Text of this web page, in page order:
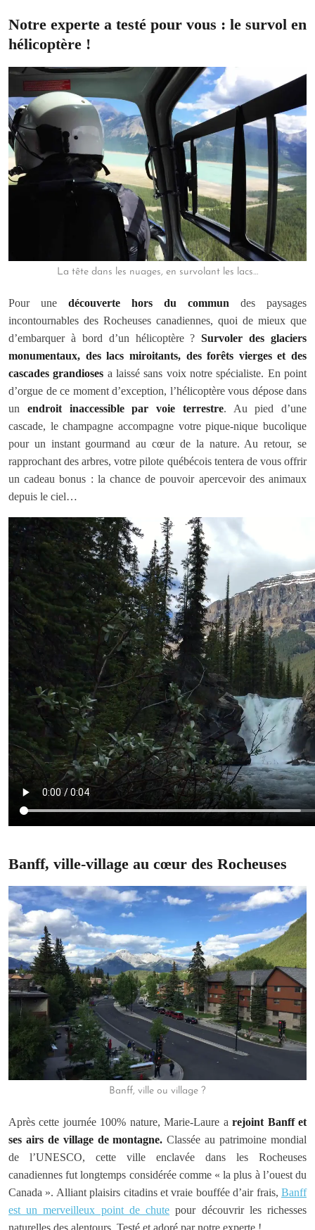
Notre experte a testé pour vous : le survol en
hélicoptère !
La tête dans les nuages, en survolant les lacs…
Pour une découverte hors du commun des paysages
incontournables des Rocheuses canadiennes, quoi de mieux que
d’embarquer à bord d’un hélicoptère ?Survoler des glaciers
monumentaux, des lacs miroitants, des forêts vierges et des
cascades grandioses a laissé sans voix notre spécialiste. En point
d’orgue de ce moment d’exception, l’hélicoptère vous dépose dans
un endroit inaccessible par voie terrestre. Au pied d’une
cascade, le champagne accompagne votre pique-nique bucolique
pour un instant gourmand au cœur de la nature. Au retour, se
rapprochant des arbres, votre pilote québécois tentera de vous offrir
un cadeau bonus : la chance de pouvoir apercevoir des animaux
depuis le ciel…
Banff, ville-village au cœur des Rocheuses
Banff, ville ou village ?
Après cette journée 100% nature, Marie-Laure arejoint Banff et
ses airs de village de montagne. Classée au patrimoine mondial
de l’UNESCO, cette ville enclavée dans les Rocheuses
canadiennes fut longtemps considérée comme « la plus à l’ouest du
Canada ». Alliant plaisirs citadins et vraie bouffée d’air frais, Banff
est un merveilleux point de chute pour découvrir les richesses
naturelles des alentours. Testé et adoré par notre experte !